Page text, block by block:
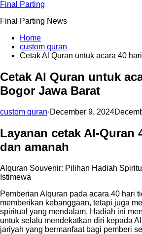
Skip
content
Final Parting
Final Parting News
Home
custom quran
Cetak Al Quran untuk acara 40
Cetak Al Quran untuk
Bogor Jawa Barat
custom quran·December 9, 2024
Layanan cetak Al-Quran
dan amanah
Alquran Souvenir: Pilihan Hadiah
Istimewa
Pemberian Alquran pada acara 40 hari
memberikan kebanggaan, tetapi juga
spiritual yang mendalam. Hadiah ini
untuk selalu mendekatkan diri kepada
jariyah yang bermanfaat bagi pemberi